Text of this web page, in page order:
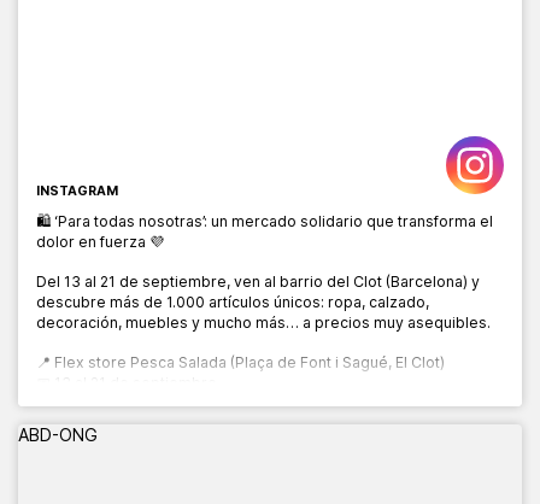
INSTAGRAM
🛍️ ‘Para todas nosotras’: un mercado solidario que transforma el
dolor en fuerza 💜
Del 13 al 21 de septiembre, ven al barrio del Clot (Barcelona) y
descubre más de 1.000 artículos únicos: ropa, calzado,
decoración, muebles y mucho más… a precios muy asequibles.
📍 Flex store Pesca Salada (Plaça de Font i Sagué, El Clot)
🕙 10:00 a 20:00 h
ABD-ONG